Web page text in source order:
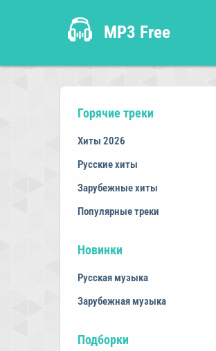
MP3 Free
Горячие треки
Хиты 2026
Русские хиты
Зарубежные хиты
Популярные треки
Новинки
Русская музыка
Зарубежная музыка
Подборки